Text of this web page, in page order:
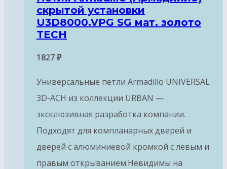
скрытой установки
U3D8000.VPG SG мат. золото
TECH
1827₽
Универсальные петли Armadillo UNIVERSAL
3D-ACH из коллекции URBAN —
эксклюзивная разработка компании.
Подходят для компланарных дверей и
дверей с алюминиевой кромкой с левым и
правым открыванием.Невидимы на